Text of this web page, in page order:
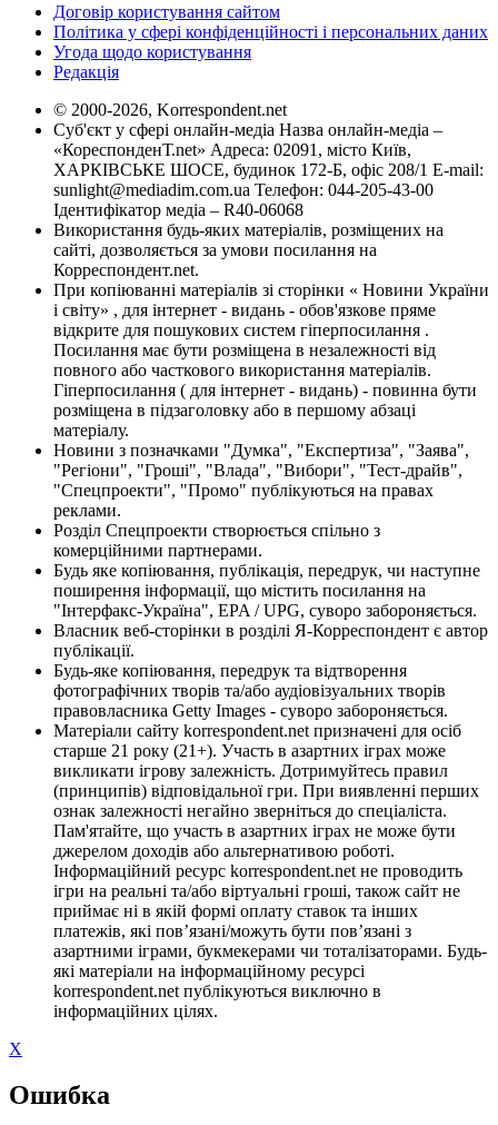
Договір користування сайтом
Політика у сфері конфіденційності і персональних даних
Угода щодо користування
Редакція
© 2000-2026, Korrespondent.net
Суб'єкт у сфері онлайн-медіа Назва онлайн-медіа –
«КореспонденТ.net» Адреса: 02091, місто Київ,
ХАРКІВСЬКЕ ШОСЕ, будинок 172-Б, офіс 208/1 E-mail:
sunlight@mediadim.com.ua Телефон: 044-205-43-00
Ідентифікатор медіа – R40-06068
Використання будь-яких матеріалів, розміщених на
сайті, дозволяється за умови посилання на
Корреспондент.net.
При копіюванні матеріалів зі сторінки « Новини України
і світу» , для інтернет - видань - обов'язкове пряме
відкрите для пошукових систем гіперпосилання .
Посилання має бути розміщена в незалежності від
повного або часткового використання матеріалів.
Гіперпосилання ( для інтернет - видань) - повинна бути
розміщена в підзаголовку або в першому абзаці
матеріалу.
Новини з позначками "Думка", "Експертиза", "Заява",
"Регіони", "Гроші", "Влада", "Вибори", "Тест-драйв",
"Спецпроекти", "Промо" публікуються на правах
реклами.
Розділ Спецпроекти створюється спільно з
комерційними партнерами.
Будь яке копіювання, публікація, передрук, чи наступне
поширення інформації, що містить посилання на
"Інтерфакс-Україна", EPA / UPG, суворо забороняється.
Власник веб-сторінки в розділі Я-Корреспондент є автор
публікації.
Будь-яке копіювання, передрук та відтворення
фотографічних творів та/або аудіовізуальних творів
правовласника Getty Images - суворо забороняється.
Матеріали сайту korrespondent.net призначені для осіб
старше 21 року (21+). Участь в азартних іграх може
викликати ігрову залежність. Дотримуйтесь правил
(принципів) відповідальної гри. При виявленні перших
ознак залежності негайно зверніться до спеціаліста.
Пам'ятайте, що участь в азартних іграх не може бути
джерелом доходів або альтернативою роботі.
Інформаційний ресурс korrespondent.net не проводить
ігри на реальні та/або віртуальні гроші, також сайт не
приймає ні в якій формі оплату ставок та інших
платежів, які пов’язані/можуть бути пов’язані з
азартними іграми, букмекерами чи тоталізаторами. Будь-
які матеріали на інформаційному ресурсі
korrespondent.net публікуються виключно в
інформаційних цілях.
X
Ошибка